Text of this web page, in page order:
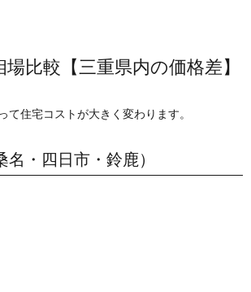
比較【三重県内の価格差】
て住宅コストが大きく変わります。
・四日市・鈴鹿）